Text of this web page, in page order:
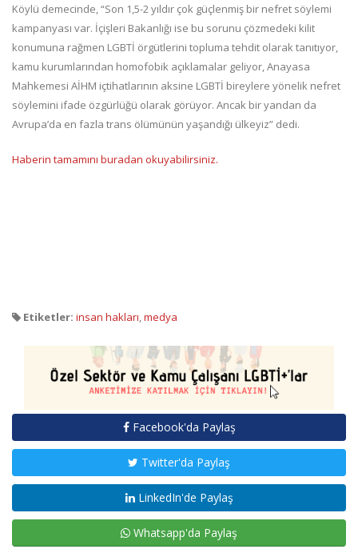
Köylü demecinde, “Son 1,5-2 yıldır çok güçlenmiş bir nefret söylemi
kampanyası var. İçişleri Bakanlığı ise bu sorunu çözmedeki kilit
konumuna rağmen LGBTİ örgütlerini topluma tehdit olarak tanıtıyor,
kamu kurumlarından homofobik açıklamalar geliyor, Anayasa
Mahkemesi AİHM içtihatlarının aksine LGBTİ bireylere yönelik nefret
söylemini ifade özgürlüğü olarak görüyor. Ancak bir yandan da
Avrupa’da en fazla trans ölümünün yaşandığı ülkeyiz” dedi.
Haberin tamamını buradan okuyabilirsiniz.
Etiketler: insan hakları medya
Facebook'da Paylaş
Twitter'da Paylaş
LinkedIn'de Paylaş
Whatsapp'da Paylaş